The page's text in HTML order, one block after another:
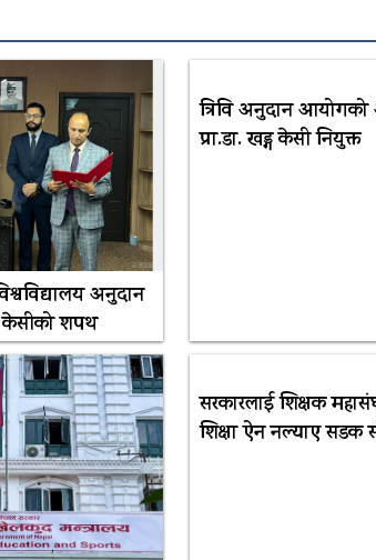
अनुदान
शपथ
त्रिवि अनुदान आयोगको
प्रा.डा. खड्ग केसी नियुक्त
सरकारलाई शिक्षक
शिक्षा ऐन नल्याए सडक